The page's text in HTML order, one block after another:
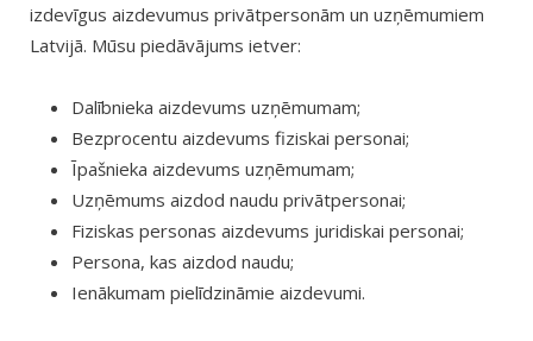
izdevīgus aizdevumus privātpersonām un uzņēmumiem
Latvijā. Mūsu piedāvājums ietver:
Dalībnieka aizdevums uzņēmumam;
Bezprocentu aizdevums fiziskai personai;
Īpašnieka aizdevums uzņēmumam;
Uzņēmums aizdod naudu privātpersonai;
Fiziskas personas aizdevums juridiskai personai;
Persona, kas aizdod naudu;
Ienākumam pielīdzināmie aizdevumi.